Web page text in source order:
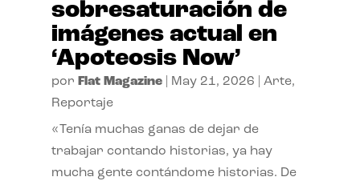
sobresaturación de
imágenes actual en
‘Apoteosis Now’
por Flat Magazine| May 21, 2026 Arte,
Reportaje
«Tenía muchas ganas de dejar de
trabajar contando historias, ya hay
mucha gente contándome historias. De